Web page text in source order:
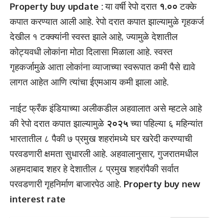
Property buy update :या वर्षी रेपो दरात १.०० टक्के
कपात करण्यात आली आहे. रेपो दरात कपात झाल्यामुळे गृहकर्ज
देखील १ टक्क्यांनी स्वस्त झाले आहे, ज्यामुळे देशातील
कोट्यवधी लोकांना मोठा दिलासा मिळाला आहे. स्वस्त
गृहकर्जामुळे आता लोकांना व्याजाच्या स्वरूपात कमी पैसे द्यावे
लागत आहेत आणि त्यांचा ईएमआय कमी झाला आहे.
नाईट फ्रँक इंडियाच्या अलीकडील अहवालात असे म्हटले आहे
की रेपो दरात कपात झाल्यामुळे २०२५च्या पहिल्या ६ महिन्यांत
भारतातील ८ पैकी ७ प्रमुख शहरांमध्ये घर खरेदी करण्याची
परवडणारी क्षमता सुधारली आहे. अहवालानुसार, गुजरातमधील
अहमदाबाद शहर हे देशातील ८ प्रमुख शहरांपैकी सर्वात
परवडणारी गृहनिर्माण बाजारपेठ आहे. Property buy new
interest rate